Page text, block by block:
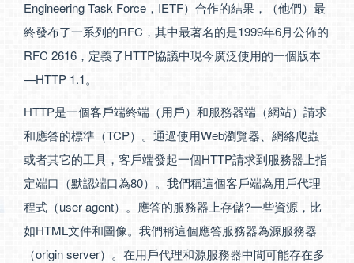
Engineering Task Force，IETF）合作的結果，（他們）最
終發布了一系列的RFC，其中最著名的是1999年6月公佈的
RFC 2616，定義了HTTP協議中現今廣泛使用的一個版本
—HTTP 1.1。
HTTP是一個客戶端終端（用戶）和服務器端（網站）請求
和應答的標準（TCP）。通過使用Web瀏覽器、網絡爬蟲
或者其它的工具，客戶端發起一個HTTP請求到服務器上指
定端口（默認端口為80）。我們稱這個客戶端為用戶代理
程式（user agent）。應答的服務器上存儲?一些資源，比
如HTML文件和圖像。我們稱這個應答服務器為源服務器
（origin server）。在用戶代理和源服務器中間可能存在多